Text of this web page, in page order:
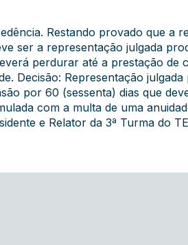
Restando provado que a
ser a representação julgada
perdurar até a prestação de
Decisão: Representação
por 60 (sessenta) dias que
com a multa de uma
e Relator da 3ª Turma do